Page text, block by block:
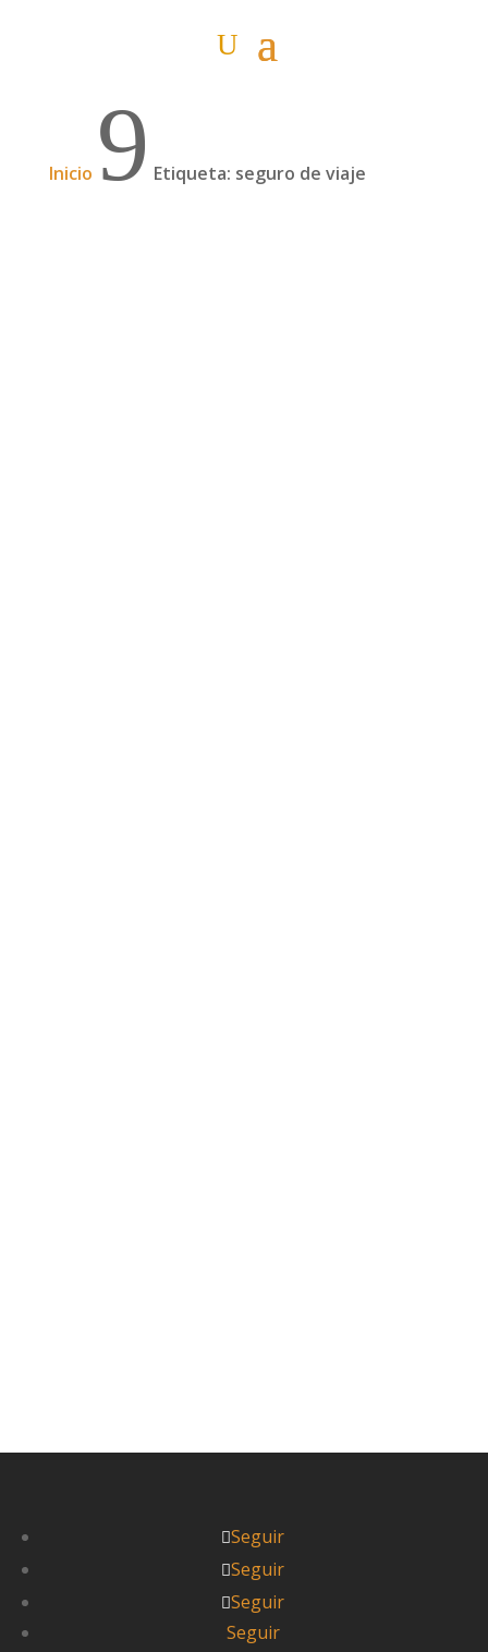
Inicio 9 Etiqueta: seguro de viaje
Seguir
Seguir
Seguir
Seguir